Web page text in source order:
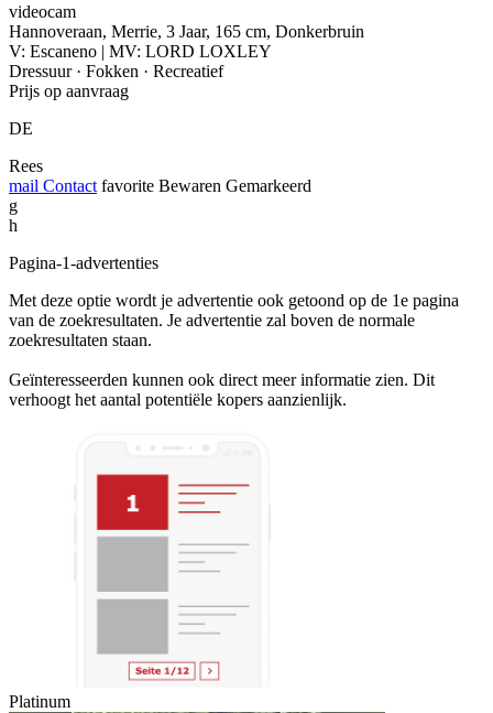
videocam
Hannoveraan, Merrie, 3 Jaar, 165 cm, Donkerbruin
V: Escaneno | MV: LORD LOXLEY
Dressuur · Fokken · Recreatief
Prijs op aanvraag
DE
Rees
mail Contact favorite Bewaren Gemarkeerd
g
h
Pagina-1-advertenties
Met deze optie wordt je advertentie ook getoond op de 1e pagina
van de zoekresultaten. Je advertentie zal boven de normale
zoekresultaten staan.
Geïnteresseerden kunnen ook direct meer informatie zien. Dit
verhoogt het aantal potentiële kopers aanzienlijk.
Platinum